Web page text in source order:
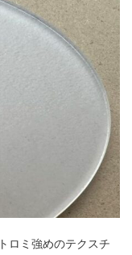
ロミ強めのテクスチ